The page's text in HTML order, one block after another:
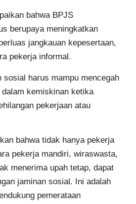
bahwa BPJS
berupaya meningkatkan
jangkauan kepesertaan,
pekerja informal.
sosial harus mampu mencegah
kemiskinan ketika
pekerjaan atau
bahwa tidak hanya pekerja
pekerja mandiri, wiraswasta,
menerima upah tetap, dapat
jaminan sosial. Ini adalah
pemerataan